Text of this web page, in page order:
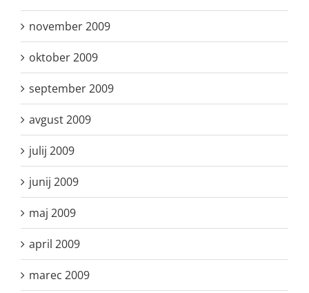
november 2009
oktober 2009
september 2009
avgust 2009
julij 2009
junij 2009
maj 2009
april 2009
marec 2009